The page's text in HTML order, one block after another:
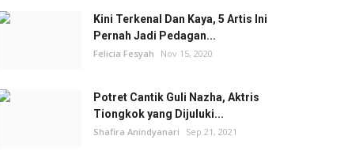
Kini Terkenal Dan Kaya, 5 Artis Ini
Pernah Jadi Pedagan...
Felicia Fesyah Nov 15, 2020
Potret Cantik Guli Nazha, Aktris
Tiongkok yang Dijuluki...
Shafira Anindyanari Sep 21, 2021